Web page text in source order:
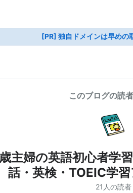
[PR] 独自ドメインは早めの
このブログの読
主婦の英語初心者学
話・英検・TOEIC学
21人の読者